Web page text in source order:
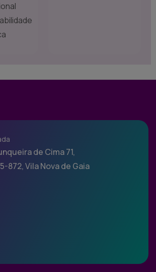
de Cima 71,
872, Vila Nova de Gaia